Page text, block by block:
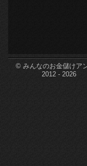
© みんなのお金儲けア
2012 - 2026